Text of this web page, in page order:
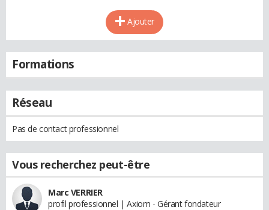
Ajouter
Formations
Réseau
Pas de contact professionnel
Vous recherchez peut-être
Marc VERRIER
profil professionnel | Axiom - Gérant fondateur